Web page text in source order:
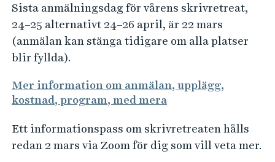
Sista anmälningsdag för vårens skrivretreat,
24–25 alternativt 24–26 april, är 22 mars
(anmälan kan stänga tidigare om alla platser
blir fyllda).
Mer information om anmälan, upplägg,
kostnad, program, med mera
Ett informationspass om skrivretreaten hålls
redan 2 mars via Zoom för dig som vill veta mer.